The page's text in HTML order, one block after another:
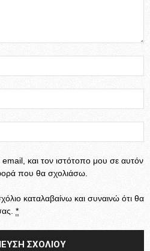
και τον ιστότοπο μου σε αυτόν
που θα σχολιάσω.
καταλαβαίνω και συναινώ ότι θα
*